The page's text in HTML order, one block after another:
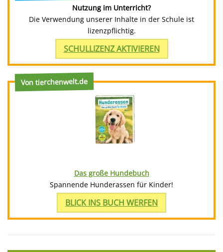
Nutzung im Unterricht?
Die Verwendung unserer Inhalte in der Schule ist
lizenzpflichtig.
SCHULLIZENZ AKTIVIEREN
Von tierchenwelt.de
Das große Hundebuch
Spannende Hunderassen für Kinder!
BLICK INS BUCH WERFEN